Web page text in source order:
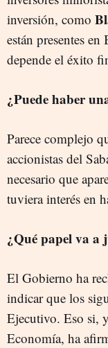
inversión, como
están presentes
depende el éxito
¿Puede haber
Parece complejo
accionistas del
necesario que
tuviera interés en
¿Qué papel va a
El Gobierno ha
indicar que los
Ejecutivo. Eso si,
Economía, ha